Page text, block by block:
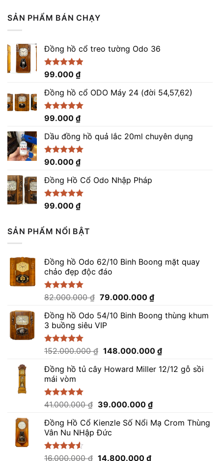
là:
9.200.000 ₫.
SẢN PHẨM BÁN CHẠY
Đồng hồ cổ treo tường Odo 36
Được xếp
4.86
5 sao
99.000 ₫
Đồng hồ cổ ODO Máy 24 (đời 54,57,62)
Được xếp
5.00
5 sao
99.000 ₫
Dầu đồng hồ quả lắc 20ml chuyên dụng
Được xếp
5.00
5 sao
90.000 ₫
Đồng Hồ Cổ Odo Nhập Pháp
Được xếp
4.96
99.000 ₫
SẢN PHẨM NỔI BẬT
Đồng hồ Odo 62/10 Binh Boong mặt quay
chảo đẹp độc đáo
Được xếp
5 sao
82.000.000₫ Giá
là:
82.000.000 ₫.
79.000.000 ₫Giá
tại
Đồng hồ Odo 54/10 Binh Boong thùng khum
3 buồng siêu VIP
Được xếp
5 sao
152.000.000₫ Giá
là:
148.000.000 ₫Giá
tại
Đồng hồ tủ cây Howard Miller 12/12 gỗ sồi
mái vòm
Được xếp
5 sao
41.000.000₫ Giá
là:
41.000.000 ₫.
39.000.000 ₫Giá
tại
Đồng Hồ Cổ Kienzle Số Nổi Mạ Crom Thùng
Vân Nu NHập Đức
Được xếp
16.000.000₫ Giá
14.800.000 ₫Giá